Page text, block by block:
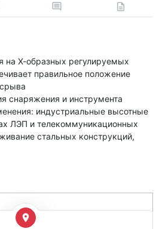
на Х-образных регулируемых
правильное положение
снаряжения и инструмента
индустриальные высотные
ЛЭП и телекоммуникационных
стальных конструкций,